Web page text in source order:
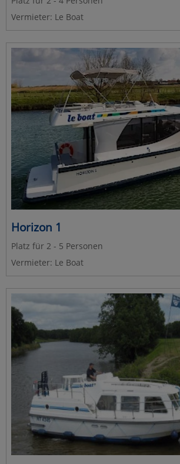
Vermieter: Le Boat
Horizon 1
Platz für 2 - 5 Personen
Vermieter: Le Boat